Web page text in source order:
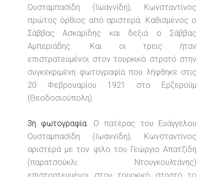
Ουσταμπασίδη (Ιωαννίδη), Κωνσταντίνος
πρώτος όρθιος από αριστερά. Καθισμένος ο
Σάββας Ασκαρίδης και δεξιά ο Σάββας
Αμπεριάδης. Και οι τρεις ήταν
επιστρατευμένοι στον τουρκικό στρατό στην
συγκεκριμένη φωτογραφία που λήφθηκε στις
20 Φεβρουαρίου 1921 στο Ερζερούμ
(Θεοδοσιούπολη).
3η φωτογραφία. Ο πατέρας του Ευάγγελου
Ουσταμπασίδη (Ιωαννίδη), Κωνσταντίνος
αριστερά με τον φίλο του Γεώργιο Απατζίδη
(παρατσούκλι: Ντουγκουλτάνης)